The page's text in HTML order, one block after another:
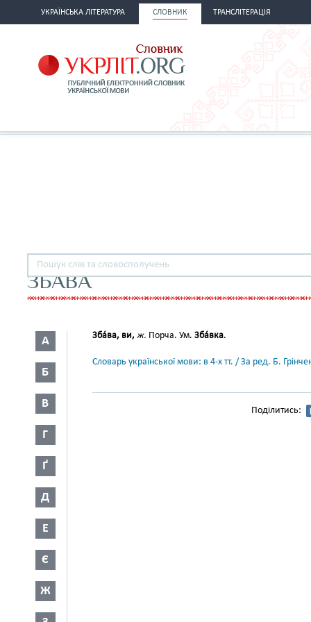
УКРАЇНСЬКА ЛІТЕРАТУРА СЛОВНИК ТРАНСЛІТЕРАЦІЯ
ЗБАВА
А
Б
В
Г
Ґ
Д
Е
Є
Ж
Зба́ва, ви, ж. Порча. Ум. Зба́вка.
Словарь української мови: в 4-х тт. / За ред. Б.
Поділитись: